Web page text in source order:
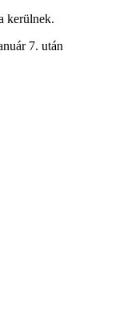
kerülnek.
7. után